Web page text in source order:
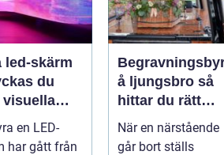
led-skärm
du
visuella
på
en LED-
har gått från
å ljungsbro så
hittar du rätt
stöd i en svår tid
När en närstående
går bort ställs